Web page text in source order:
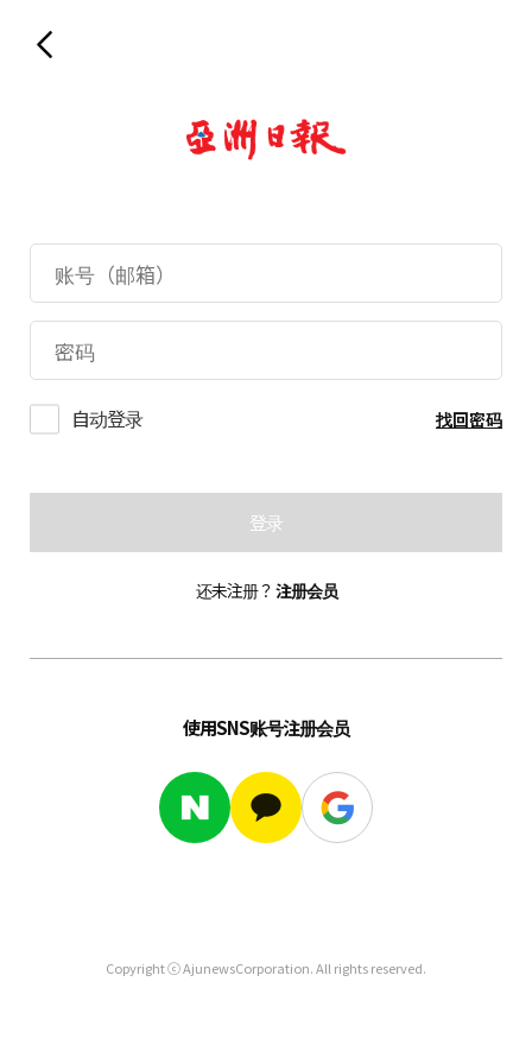
自动登录 找回密码
登录
还未注册？ 注册会员
使用SNS账号注册会员
Copyright ⓒ AjunewsCorporation. All rights reserved.